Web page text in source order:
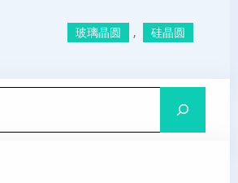
玻璃晶圆 , 硅晶圆